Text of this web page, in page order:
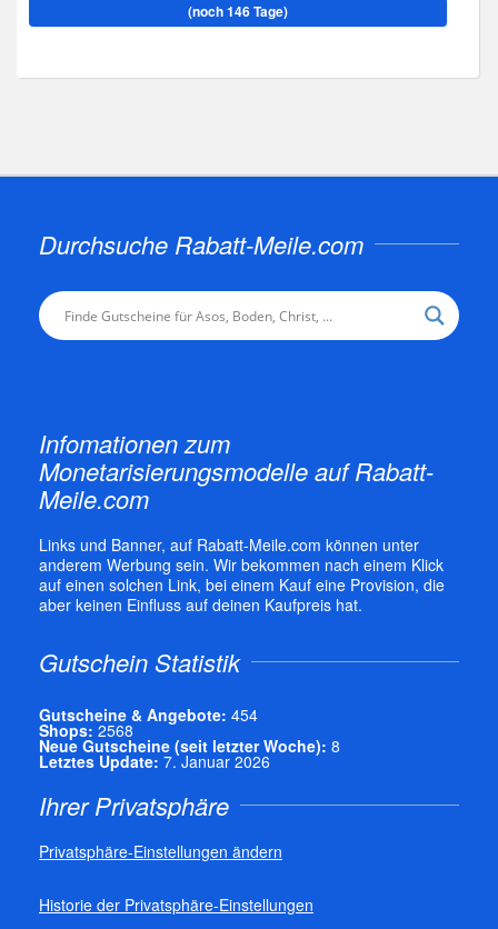
(noch 146 Tage)
Durchsuche Rabatt-Meile.com
Infomationen zum
Monetarisierungsmodelle auf Rabatt-
Meile.com
Links und Banner, auf Rabatt-Meile.com können unter
anderem Werbung sein. Wir bekommen nach einem Klick
auf einen solchen Link, bei einem Kauf eine Provision, die
aber keinen Einfluss auf deinen Kaufpreis hat.
Gutschein Statistik
Gutscheine & Angebote: 454
Shops: 2568
Neue Gutscheine (seit letzter Woche): 8
Letztes Update: 7. Januar 2026
Ihrer Privatsphäre
Privatsphäre-Einstellungen ändern
Historie der Privatsphäre-Einstellungen